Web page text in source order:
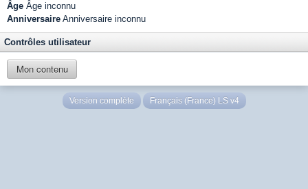
Âge Âge inconnu
Anniversaire Anniversaire inconnu
Contrôles utilisateur
Mon contenu
Version complète Français (France) LS v4